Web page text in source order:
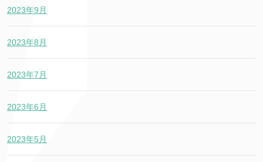
2023年9月
2023年8月
2023年7月
2023年6月
2023年5月